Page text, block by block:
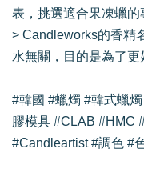
表，挑選適合果凍蠟的
> Candleworks的香精
水無關，目的是為了更
#韓國 #蠟燭 #韓式蠟
膠模具 #CLAB #HMC
#Candleartist #調色 #